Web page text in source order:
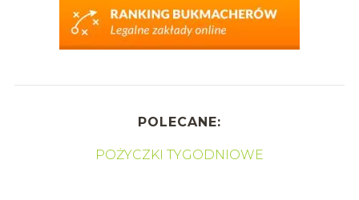
POLECANE:
POŻYCZKI TYGODNIOWE